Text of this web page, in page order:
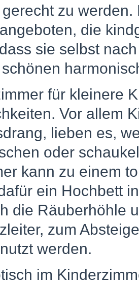
zu
die
sie selbst
für kleinere
Vor allem
lieben es,
oder
kann zu einem
ein Hochbett
die Räuberhöhle
zum
werden.
im